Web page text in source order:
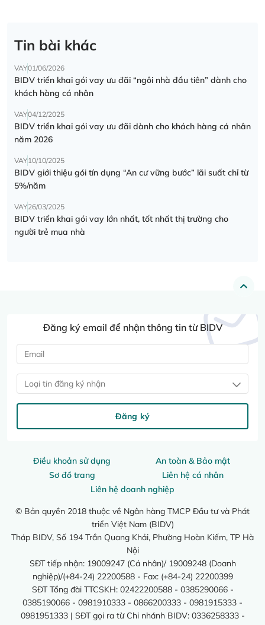
Tin bài khác
VAY01/06/2026
BIDV triển khai gói vay ưu đãi “ngôi nhà đầu tiên” dành cho
khách hàng cá nhân
VAY04/12/2025
BIDV triển khai gói vay ưu đãi dành cho khách hàng cá nhân
năm 2026
VAY10/10/2025
BIDV giới thiệu gói tín dụng “An cư vững bước” lãi suất chỉ từ
5%/năm
VAY26/03/2025
BIDV triển khai gói vay lớn nhất, tốt nhất thị trường cho
người trẻ mua nhà
Điều khoản sử dụng
An toàn & Bảo mật
Sơ đồ trang
Liên hệ cá nhân
Liên hệ doanh nghiệp
© Bản quyền 2018 thuộc về Ngân hàng TMCP Đầu tư và Phát
triển Việt Nam (BIDV)
Tháp BIDV, Số 194 Trần Quang Khải, Phường Hoàn Kiếm, TP Hà
Nội
SĐT tiếp nhận: 19009247 (Cá nhân)/ 19009248 (Doanh
nghiệp)/(+84-24) 22200588 - Fax: (+84-24) 22200399
SĐT Tổng đài TTCSKH: 02422200588 - 0385290066 -
0385190066 - 0981910333 - 0866200333 - 0981915333 -
0981951333 | SĐT gọi ra từ Chi nhánh BIDV: 0336258333 -
Đăng ký email để nhận thông tin từ BIDV
Loại tin đăng ký nhận
Đăng ký